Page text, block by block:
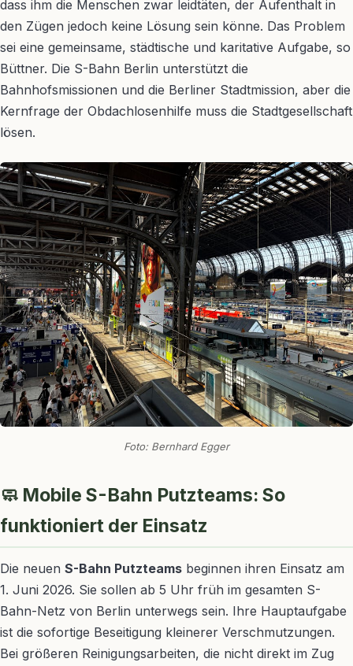
dass ihm die Menschen zwar leidtäten, der Aufenthalt in
den Zügen jedoch keine Lösung sein könne. Das Problem
sei eine gemeinsame, städtische und karitative Aufgabe, so
Büttner. Die S-Bahn Berlin unterstützt die
Bahnhofsmissionen und die Berliner Stadtmission, aber die
Kernfrage der Obdachlosenhilfe muss die Stadtgesellschaft
lösen.
Foto: Bernhard Egger
🧼 Mobile S-Bahn Putzteams: So
funktioniert der Einsatz
Die neuen S-Bahn Putzteams beginnen ihren Einsatz am
1. Juni 2026. Sie sollen ab 5 Uhr früh im gesamten S-
Bahn-Netz von Berlin unterwegs sein. Ihre Hauptaufgabe
ist die sofortige Beseitigung kleinerer Verschmutzungen.
Bei größeren Reinigungsarbeiten, die nicht direkt im Zug